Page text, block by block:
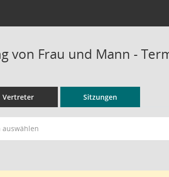
von Frau und Mann -
Vertreter Sitzungen
auswählen